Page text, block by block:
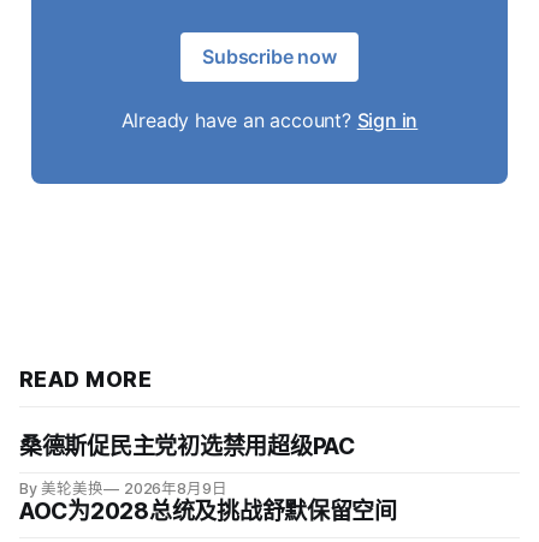
Subscribe now
Already have an account? Sign in
READ MORE
桑德斯促民主党初选禁用超级PAC
By 美轮美换 2026年8月9日
AOC为2028总统及挑战舒默保留空间